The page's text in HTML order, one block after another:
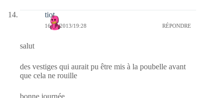
tiot
16/06/2013/19:28 RÉPONDRE
salut
des vestiges qui aurait pu être mis à la poubelle avant
que cela ne rouille